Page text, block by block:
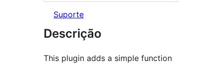
Suporte
Descrição
This plugin adds a simple function